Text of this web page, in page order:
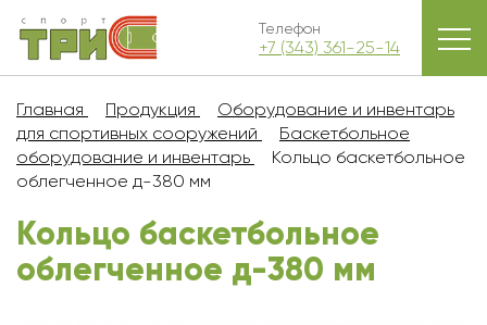
Телефон
+7 (343) 361-25-14
Главная Продукция
Оборудование и инвентарь
для спортивных сооружений
Баскетбольное
оборудование и инвентарь
Кольцо баскетбольное
облегченное д-380 мм
Кольцо баскетбольное
облегченное д-380 мм